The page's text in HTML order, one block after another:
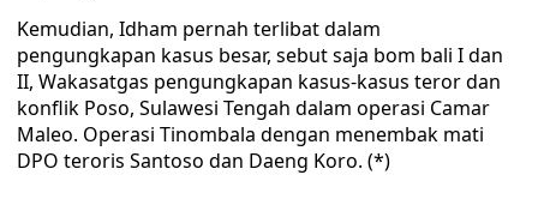
Kemudian, Idham pernah terlibat dalam
pengungkapan kasus besar, sebut saja bom bali I dan
II, Wakasatgas pengungkapan kasus-kasus teror dan
konflik Poso, Sulawesi Tengah dalam operasi Camar
Maleo. Operasi Tinombala dengan menembak mati
DPO teroris Santoso dan Daeng Koro. (*)